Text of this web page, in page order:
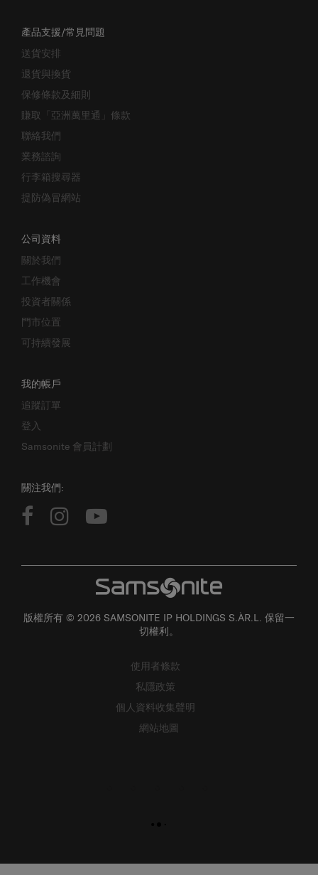
產品支援/常見問題
送貨安排
退貨與換貨
保修條款及細則
賺取「亞洲萬里通」條款
聯絡我們
業務諮詢
行李箱搜尋器
提防偽冒網站
公司資料
關於我們
工作機會
投資者關係
門市位置
可持續發展
我的帳戶
追蹤訂單
登入
Samsonite 會員計劃
關注我們:
版權所有 © 2026 SAMSONITE IP HOLDINGS S.ÀR.L. 保留一
切權利。
使用者條款
私隱政策
個人資料收集聲明
網站地圖